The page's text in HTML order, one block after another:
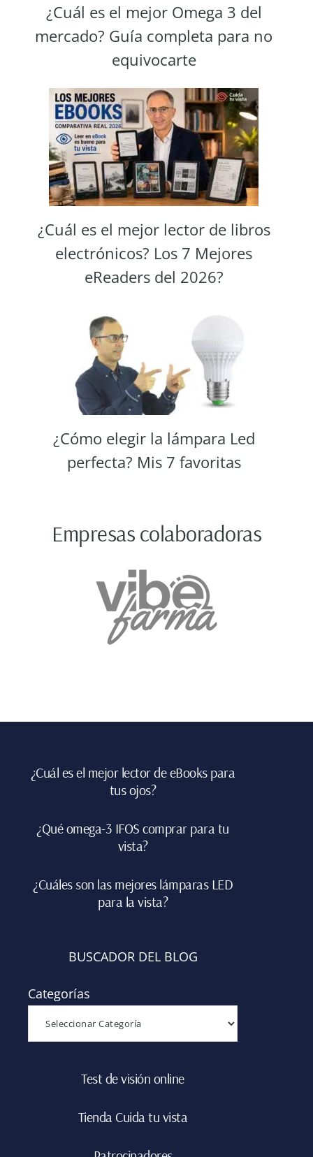
¿Cuál es el mejor Omega 3 del
mercado? Guía completa para no
equivocarte
¿Cuál es el mejor lector de libros
electrónicos? Los 7 Mejores
eReaders del 2026?
¿Cómo elegir la lámpara Led
perfecta? Mis 7 favoritas
Empresas colaboradoras
Footer¿Cuál es el mejor lector de eBooks para
tus ojos?
¿Qué omega-3 IFOS comprar para tu
vista?
¿Cuáles son las mejores lámparas LED
para la vista?
BUSCADOR DEL BLOG
Categorías
Test de visión online
Tienda Cuida tu vista